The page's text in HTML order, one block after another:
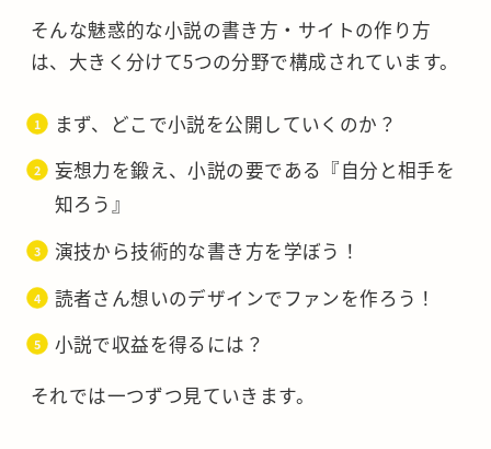
そんな魅惑的な小説の書き方・サイトの作り方
は、大きく分けて5つの分野で構成されています。
まず、どこで小説を公開していくのか？
妄想力を鍛え、小説の要である『自分と相手を
知ろう』
演技から技術的な書き方を学ぼう！
読者さん想いのデザインでファンを作ろう！
小説で収益を得るには？
それでは一つずつ見ていきます。